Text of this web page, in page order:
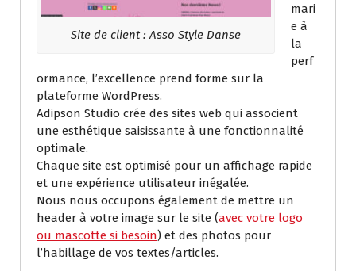
Site de client : Asso Style Danse
mari
e à
la
perf
ormance, l’excellence prend forme sur la
plateforme WordPress.
Adipson Studio crée des sites web qui associent
une esthétique saisissante à une fonctionnalité
optimale.
Chaque site est optimisé pour un affichage rapide
et une expérience utilisateur inégalée.
Nous nous occupons également de mettre un
header à votre image sur le site (avec votre logo
ou mascotte si besoin) et des photos pour
l’habillage de vos textes/articles.